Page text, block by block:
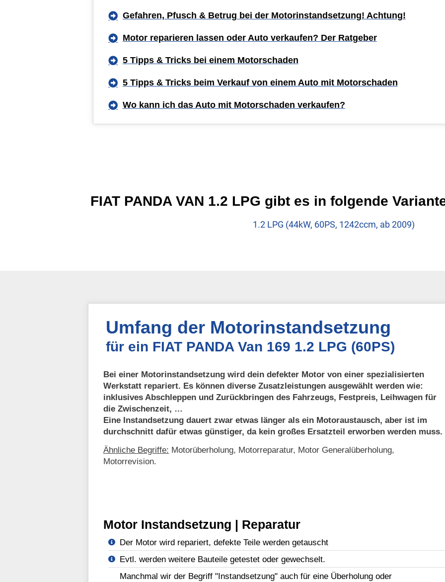
Gefahren, Pfusch & Betrug bei der Motorinstandsetzung! Achtung!
Motor reparieren lassen oder Auto verkaufen? Der Ratgeber
5 Tipps & Tricks bei einem Motorschaden
5 Tipps & Tricks beim Verkauf von einem Auto mit Motorschaden
Wo kann ich das Auto mit Motorschaden verkaufen?
FIAT PANDA VAN 1.2 LPG gibt es in folgende
1.2 LPG (44kW, 60PS, 1242ccm, ab 2009)
Umfang der Motorinstandsetzung
für ein FIAT PANDA Van 169 1.2 LPG (60PS)
Bei einer Motorinstandsetzung wird dein defekter Motor von einer spezialisierten
Werkstatt repariert. Es können diverse Zusatzleistungen ausgewählt werden wie:
inklusives Abschleppen und Zurückbringen des Fahrzeugs, Festpreis, Leihwagen für
die Zwischenzeit, …
Eine Instandsetzung dauert zwar etwas länger als ein Motoraustausch, aber ist im
durchschnitt dafür etwas günstiger, da kein großes Ersatzteil erworben werden muss.
Ähnliche Begriffe: Motorüberholung, Motorreparatur, Motor Generalüberholung,
Motorrevision.
Motor Instandsetzung | Reparatur
Der Motor wird repariert, defekte Teile werden getauscht
Evtl. werden weitere Bauteile getestet oder gewechselt.
Manchmal wir der Begriff "Instandsetzung" auch für eine Überholung oder